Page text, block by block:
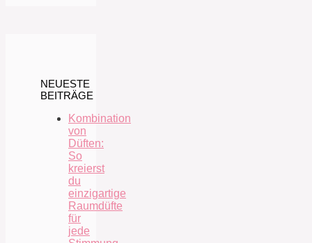
NEUESTE
BEITRÄGE
Kombination
von
Düften:
So
kreierst
du
einzigartige
Raumdüfte
für
jede